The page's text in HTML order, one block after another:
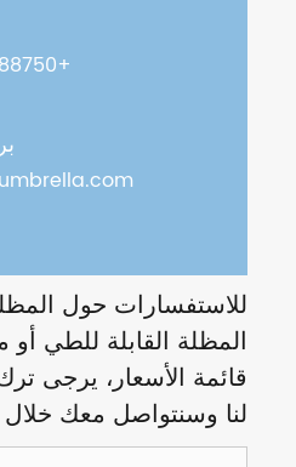
+86-15906088750
للاستفسارات حول
المظلة القابلة للطي
قائمة الأسعار، يرجى
لنا وسنتواصل معك خلال 24 ساعة.